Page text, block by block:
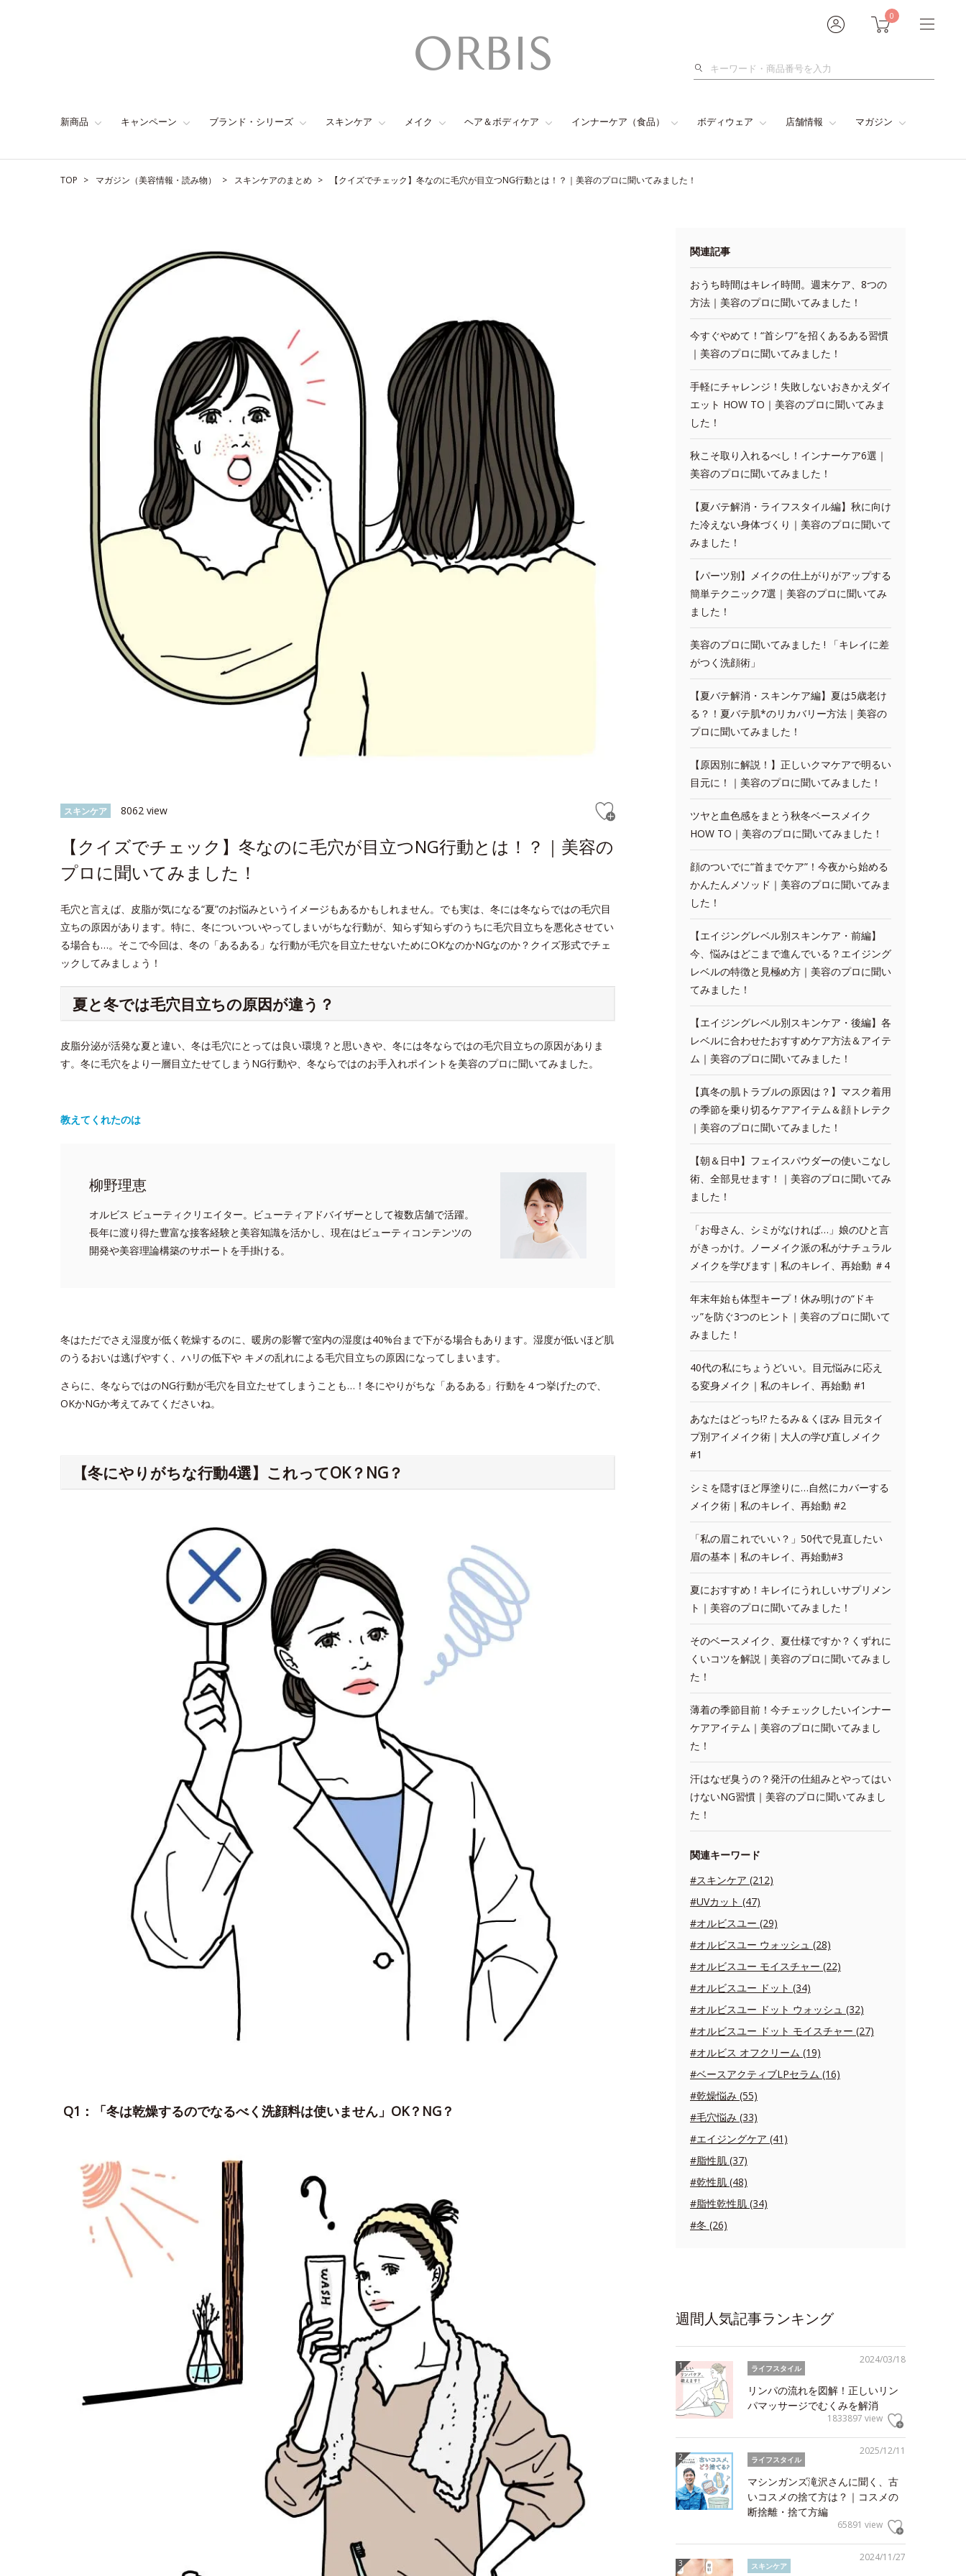
0
検
新商品 キャンペーン ブランド・シリーズ スキンケア メイク ヘア＆ボディケア インナーケア（食品） ボディウェア 店舗情報 マガジン
TOP マガジン（美容情報・読み物） スキンケアのまとめ 【クイズでチェック】冬なのに毛穴が目立つNG行動とは！？｜美容のプロに聞いてみました！
スキンケア 8062 view
【クイズでチェック】冬なのに毛穴が目立つNG行動とは！？｜美容の
プロに聞いてみました！
毛穴と言えば、皮脂が気になる“夏”のお悩みというイメージもあるかもしれません。でも実は、冬には冬ならではの毛穴目
立ちの原因があります。特に、冬についついやってしまいがちな行動が、知らず知らずのうちに毛穴目立ちを悪化させてい
る場合も…。そこで今回は、冬の「あるある」な行動が毛穴を目立たせないためにOKなのかNGなのか？クイズ形式でチェ
ックしてみましょう！
夏と冬では毛穴目立ちの原因が違う？
皮脂分泌が活発な夏と違い、冬は毛穴にとっては良い環境？と思いきや、冬には冬ならではの毛穴目立ちの原因がありま
す。冬に毛穴をより一層目立たせてしまうNG行動や、冬ならではのお手入れポイントを美容のプロに聞いてみました。
教えてくれたのは
柳野理恵
オルビス ビューティクリエイター。ビューティアドバイザーとして複数店舗で活躍。
長年に渡り得た豊富な接客経験と美容知識を活かし、現在はビューティコンテンツの
開発や美容理論構築のサポートを手掛ける。
冬はただでさえ湿度が低く乾燥するのに、暖房の影響で室内の湿度は40%台まで下がる場合もあります。湿度が低いほど肌
のうるおいは逃げやすく、ハリの低下や キメの乱れによる毛穴目立ちの原因になってしまいます。
さらに、冬ならではのNG行動が毛穴を目立たせてしまうことも…！冬にやりがちな「あるある」行動を４つ挙げたので、
OKかNGか考えてみてくださいね。
【冬にやりがちな行動4選】これってOK？NG？
Q1：「冬は乾燥するのでなるべく洗顔料は使いません」OK？NG？
関連記事
おうち時間はキレイ時間。週末ケア、8つの
方法｜美容のプロに聞いてみました！
今すぐやめて！“首シワ”を招くあるある習慣
｜美容のプロに聞いてみました！
手軽にチャレンジ！失敗しないおきかえダイ
エット HOW TO｜美容のプロに聞いてみま
した！
秋こそ取り入れるべし！インナーケア6選｜
美容のプロに聞いてみました！
【夏バテ解消・ライフスタイル編】秋に向け
た冷えない身体づくり｜美容のプロに聞いて
みました！
【パーツ別】メイクの仕上がりがアップする
簡単テクニック7選｜美容のプロに聞いてみ
ました！
美容のプロに聞いてみました ! 「キレイに差
がつく洗顔術」
【夏バテ解消・スキンケア編】夏は5歳老け
る？！夏バテ肌*のリカバリー方法｜美容の
プロに聞いてみました！
【原因別に解説！】正しいクマケアで明るい
目元に！｜美容のプロに聞いてみました！
ツヤと血色感をまとう秋冬ベースメイク
HOW TO｜美容のプロに聞いてみました！
顔のついでに“首までケア”！今夜から始める
かんたんメソッド｜美容のプロに聞いてみま
した！
【エイジングレベル別スキンケア・前編】
今、悩みはどこまで進んでいる？エイジング
レベルの特徴と見極め方｜美容のプロに聞い
てみました！
【エイジングレベル別スキンケア・後編】各
レベルに合わせたおすすめケア方法＆アイテ
ム｜美容のプロに聞いてみました！
【真冬の肌トラブルの原因は？】マスク着用
の季節を乗り切るケアアイテム＆顔トレテク
｜美容のプロに聞いてみました！
【朝＆日中】フェイスパウダーの使いこなし
術、全部見せます！｜美容のプロに聞いてみ
ました！
「お母さん、シミがなければ…」娘のひと言
がきっかけ。ノーメイク派の私がナチュラル
メイクを学びます｜私のキレイ、再始動 ＃4
年末年始も体型キープ！休み明けの“ドキ
ッ”を防ぐ3つのヒント｜美容のプロに聞いて
みました！
40代の私にちょうどいい。目元悩みに応え
る変身メイク｜私のキレイ、再始動 #1
あなたはどっち!? たるみ＆くぼみ 目元タイ
プ別アイメイク術｜大人の学び直しメイク
#1
シミを隠すほど厚塗りに…自然にカバーする
メイク術｜私のキレイ、再始動 #2
「私の眉これでいい？」50代で見直したい
眉の基本｜私のキレイ、再始動#3
夏におすすめ！キレイにうれしいサプリメン
ト｜美容のプロに聞いてみました！
そのベースメイク、夏仕様ですか？くずれに
くいコツを解説｜美容のプロに聞いてみまし
た！
薄着の季節目前！今チェックしたいインナー
ケアアイテム｜美容のプロに聞いてみまし
た！
汗はなぜ臭うの？発汗の仕組みとやってはい
けないNG習慣｜美容のプロに聞いてみまし
た！
関連キーワード
#スキンケア (212)
#UVカット (47)
#オルビスユー (29)
#オルビスユー ウォッシュ (28)
#オルビスユー モイスチャー (22)
#オルビスユー ドット (34)
#オルビスユー ドット ウォッシュ (32)
#オルビスユー ドット モイスチャー (27)
#オルビス オフクリーム (19)
#ベースアクティブLPセラム (16)
#乾燥悩み (55)
#毛穴悩み (33)
#エイジングケア (41)
#脂性肌 (37)
#乾性肌 (48)
#脂性乾性肌 (34)
#冬 (26)
週間人気記事ランキング
2024/03/18
ライフスタイル
リンパの流れを図解！正しいリン
パマッサージでむくみを解消
1833897 view
2025/12/11
ライフスタイル
マシンガンズ滝沢さんに聞く、古
いコスメの捨て方は？｜コスメの
断捨離・捨て方編
65891 view
2024/11/27
スキンケア